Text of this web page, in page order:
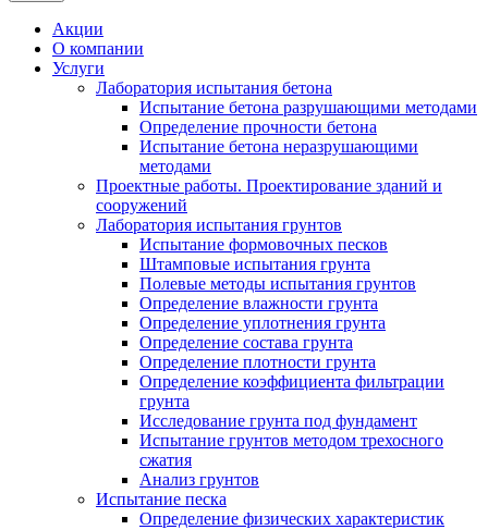
Акции
О компании
Услуги
Лаборатория испытания бетона
Испытание бетона разрушающими методами
Определение прочности бетона
Испытание бетона неразрушающими
методами
Проектные работы. Проектирование зданий и
сооружений
Лаборатория испытания грунтов
Испытание формовочных песков
Штамповые испытания грунта
Полевые методы испытания грунтов
Определение влажности грунта
Определение уплотнения грунта
Определение состава грунта
Определение плотности грунта
Определение коэффициента фильтрации
грунта
Исследование грунта под фундамент
Испытание грунтов методом трехосного
сжатия
Анализ грунтов
Испытание песка
Определение физических характеристик